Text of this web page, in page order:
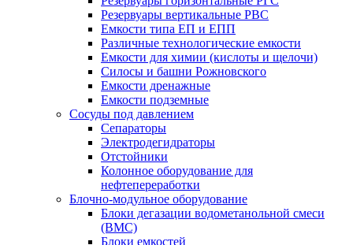
Резервуары вертикальные РВС
Емкости типа ЕП и ЕПП
Различные технологические емкости
Емкости для химии (кислоты и щелочи)
Силосы и башни Рожновского
Емкости дренажные
Емкости подземные
Сосуды под давлением
Сепараторы
Электродегидраторы
Отстойники
Колонное оборудование для
нефтепереработки
Блочно-модульное оборудование
Блоки дегазации водометанольной смеси
(BMC)
Блоки емкостей